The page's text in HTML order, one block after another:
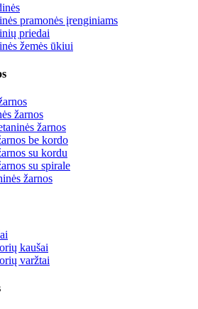
pramonės įrenginiams
priedai
žemės ūkiui
žarnos
žarnos
be kordo
su kordu
su spirale
žarnos
kaušai
varžtai